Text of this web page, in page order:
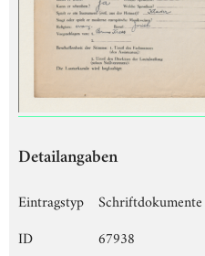
Detailangaben
Eintragstyp
Schriftdokumente
ID
67938